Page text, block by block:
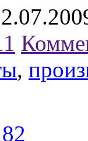
,